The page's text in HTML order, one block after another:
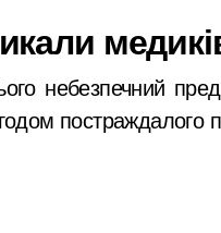
небезпечний